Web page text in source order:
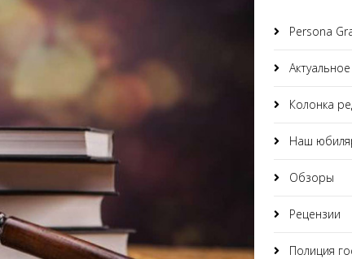
Persona
Колонка
Наш
Обзоры
Рецензии
Полиция